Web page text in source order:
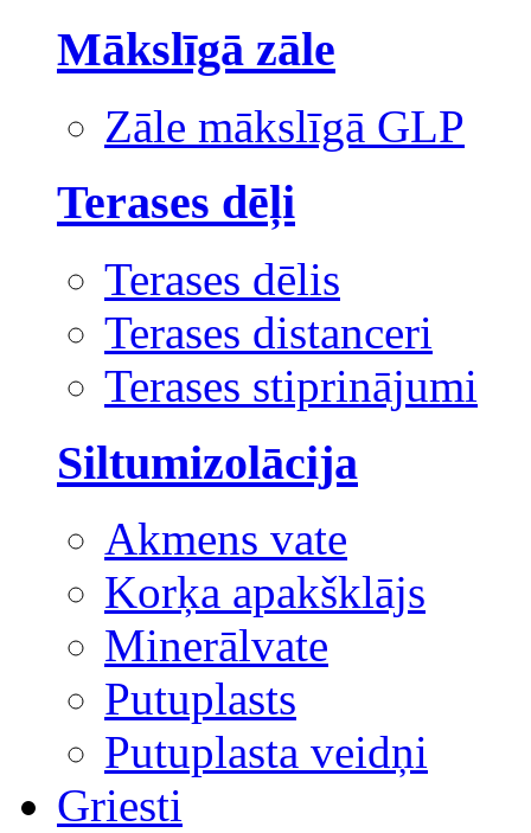
Mākslīgā zāle
Zāle mākslīgā GLP
Terases dēļi
Terases dēlis
Terases distanceri
Terases stiprinājumi
Siltumizolācija
Akmens vate
Korķa apakšklājs
Minerālvate
Putuplasts
Putuplasta veidņi
Griesti